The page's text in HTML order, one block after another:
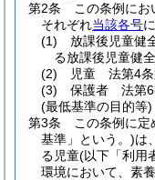
第2条
この条例にお
それぞれ当該各号
(1)
放課後児童健
る放課後児童健
(2)
児童 法第4条
(3)
保護者 法第6
(最低基準の目的等)
第3条
この条例に定
基準」という。)は
る児童(以下「利用
環境において、素